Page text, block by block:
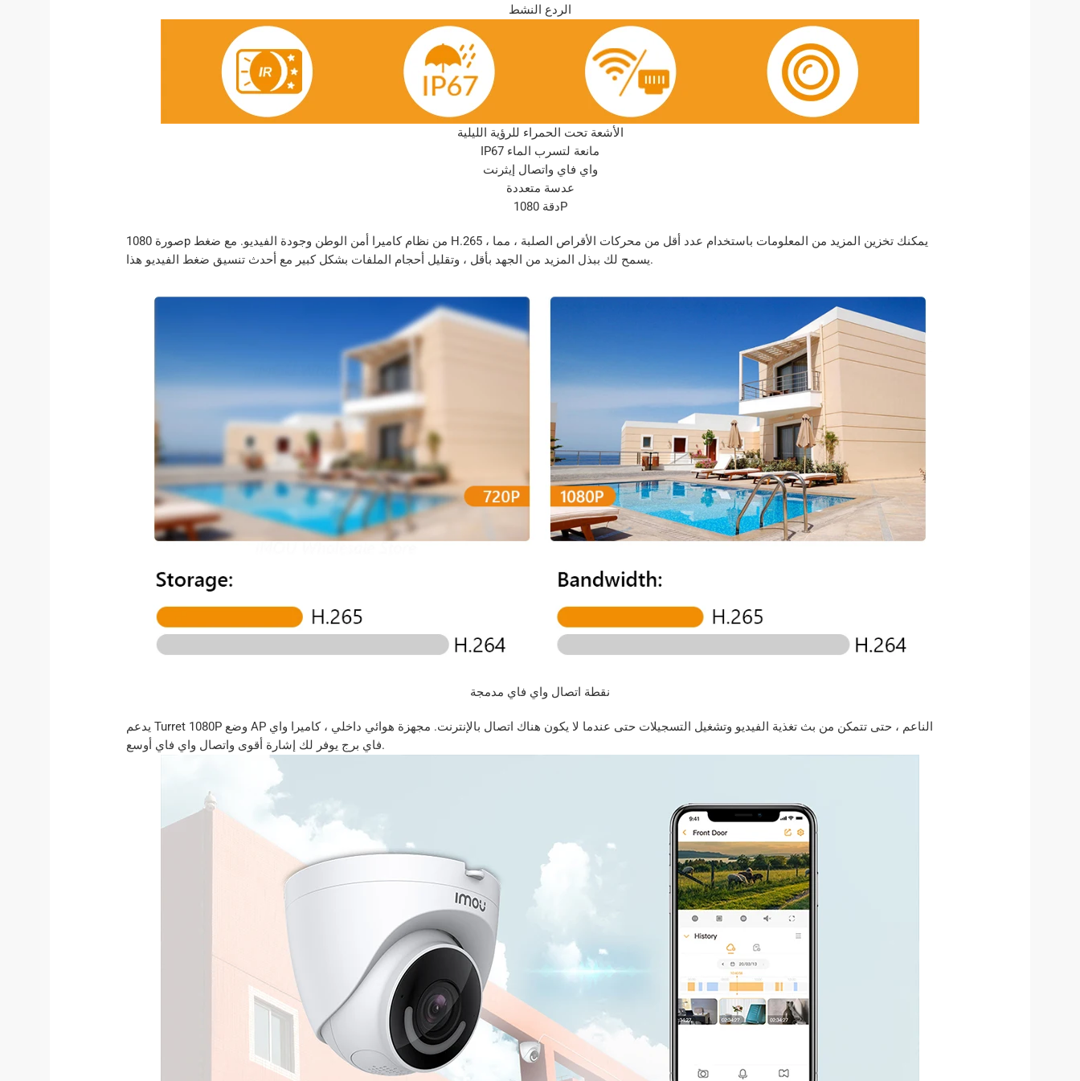
الردع النشط
الأشعة تحت الحمراء للرؤية الليلية
IP67 مانعة لتسرب الماء
واي فاي واتصال إيثرنت
عدسة متعددة
دقة 1080P
صورة 1080p من نظام كاميرا أمن الوطن وجودة الفيديو. مع ضغط H.265 ، يمكنك تخزين المزيد من المعلومات باستخدام عدد أقل من محركات الأقراص الصلبة ، مما
يسمح لك ببذل المزيد من الجهد بأقل ، وتقليل أحجام الملفات بشكل كبير مع أحدث تنسيق ضغط الفيديو هذا.
نقطة اتصال واي فاي مدمجة
يدعم Turret 1080P وضع AP الناعم ، حتى تتمكن من بث تغذية الفيديو وتشغيل التسجيلات حتى عندما لا يكون هناك اتصال بالإنترنت. مجهزة هوائي داخلي ، كاميرا واي
فاي برج يوفر لك إشارة أقوى واتصال واي فاي أوسع.